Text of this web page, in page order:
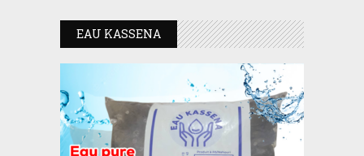
EAU KASSENA